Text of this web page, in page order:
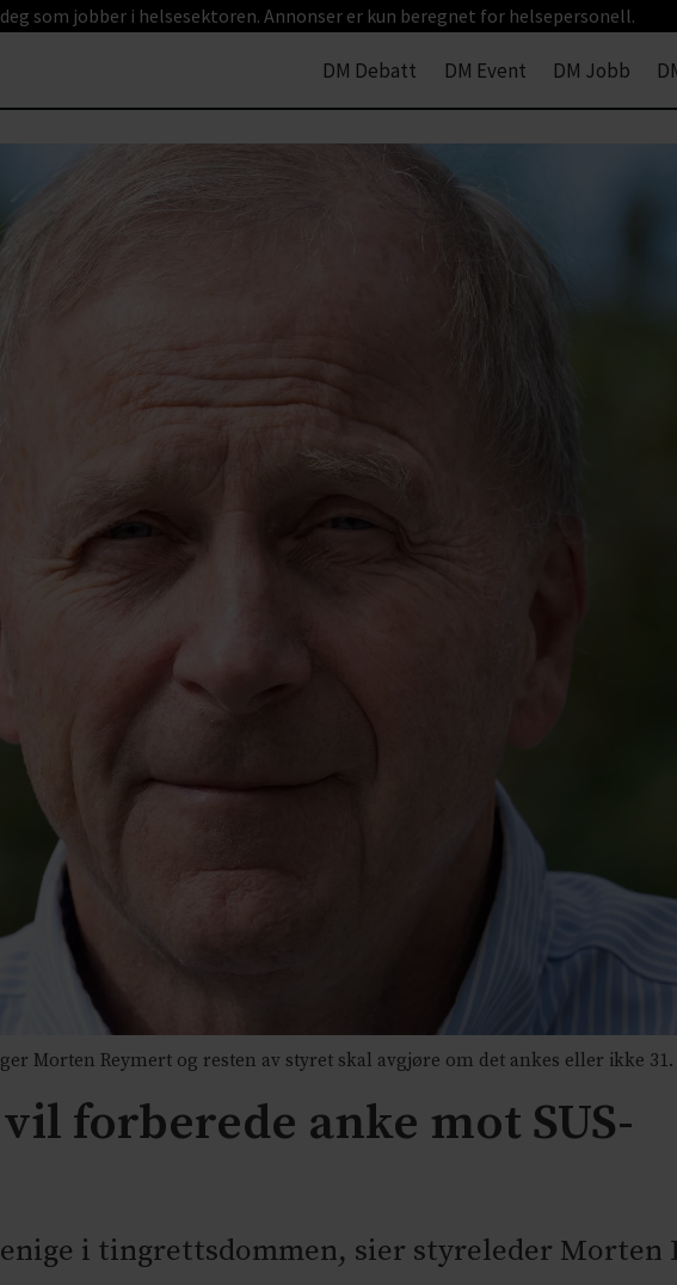
som jobber i helsesektoren. Annonser er kun beregnet for helsepersonell.
DM Debatt DM Event DM Jobb
Morten Reymert og resten av styret skal avgjøre om det ankes eller ikke
forberede anke mot SUS-
i tingrettsdommen, sier styreleder Morten